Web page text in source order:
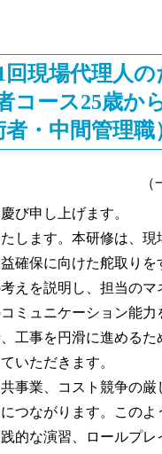
回現場代理人
コース25歳か
・中間管理職
申し上げます。
します。本研修は、現
確保に向けた舵取りを
えを説明し、担当のマ
ミュニケーション能力
工事を円滑に進めるた
いただきます。
事業、コスト競争の厳
つながります。この
的な演習、ロールプレ